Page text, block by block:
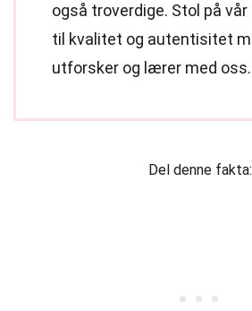
også troverdige. Stol på
til kvalitet og autentisitet
utforsker og lærer med oss.
Del denne fakta: